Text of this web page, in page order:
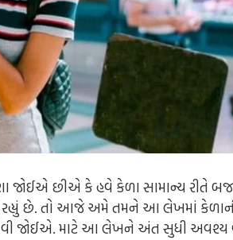
જોઈએ છીએ કે હવે કેળા સામાન્ય રીતે
રહ્યું છે. તો આજે અમે તમને આ લેખમાં
જોઈએ. માટે આ લેખને અંત સુધી અવશ્ય